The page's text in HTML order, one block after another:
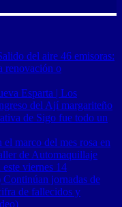
del aire 46 emisoras:
renovación o
Esparta | Los
del Ají margariteño
de Sigo fue todo un
marco del mes rosa en
de Automaquillaje
este viernes 14
jornadas de
de fallecidos y